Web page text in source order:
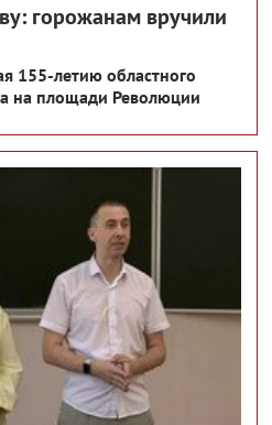
горожанам вручили
155-летию областного
на площади Революции